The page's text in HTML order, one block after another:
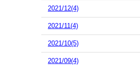
2021/12(4)
2021/11(4)
2021/10(5)
2021/09(4)